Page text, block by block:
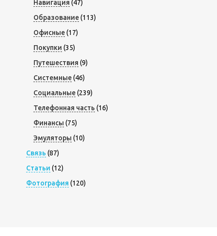
Навигация (47)
Образование(113)
Офисные(17)
Покупки (35)
Путешествия (9)
Системные(46)
Социальные(239)
Телефонная часть (16)
Финансы (75)
Эмуляторы (10)
Связь (87)
Статьи (12)
Фотография (120)